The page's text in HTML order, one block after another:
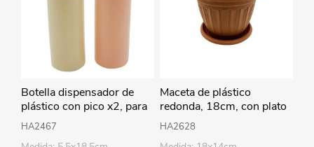
Botella dispensador de
plástico con pico x2, para
salsas, en bolsa
HA2467
Maceta de plástico
redonda, 18cm, con plato
HA2628